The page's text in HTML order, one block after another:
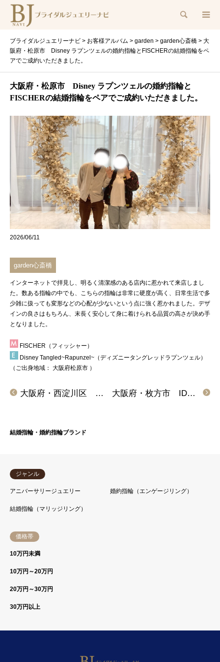
検索
ブライダルジュエリーナビ > お客様アルバム > garden > garden心斎橋 > 大
阪府・松原市 Disney ラプンツェルの婚約指輪とFISCHERの結婚指輪をペ
アでご成約いただきました。
大阪府・松原市 Disney ラプンツェルの婚約指輪と
FISCHERの結婚指輪をペアでご成約いただきました。
2026/06/11
garden心斎橋
インターネット で拝見し、明るく清潔感のある店内に惹かれて来店しまし
た。数ある指輪の中でも、こちらの指輪は非常に硬度が高く、日常生活で多
少雑に扱っても変形などの心配が少ないという点に強く惹かれました。デザ
インの良さはもちろん、末長く安心して身に着けられる品質の高さが決め手
となりました。
FISCHER（フィッシャー）
Disney Tangled~Rapunzel~（ディズニータングレッドラプンツェル）
（ご出身地域： 大阪府松原市 ）
大阪府・枚方市 IDEAL plusfourの結婚指輪をペアでご成約いただけました。
大阪府・西淀川区 Little gardenの結婚指輪をペアでご成約いただきました。
結婚指輪・婚約指輪ブランド
ジャンル
アニバーサリージュエリー 婚約指輪（エンゲージリング）
結婚指輪（マリッジリング）
価格帯
10万円未満
10万円～20万円
20万円～30万円
30万円以上